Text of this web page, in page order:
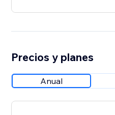
Precios y planes
Anual